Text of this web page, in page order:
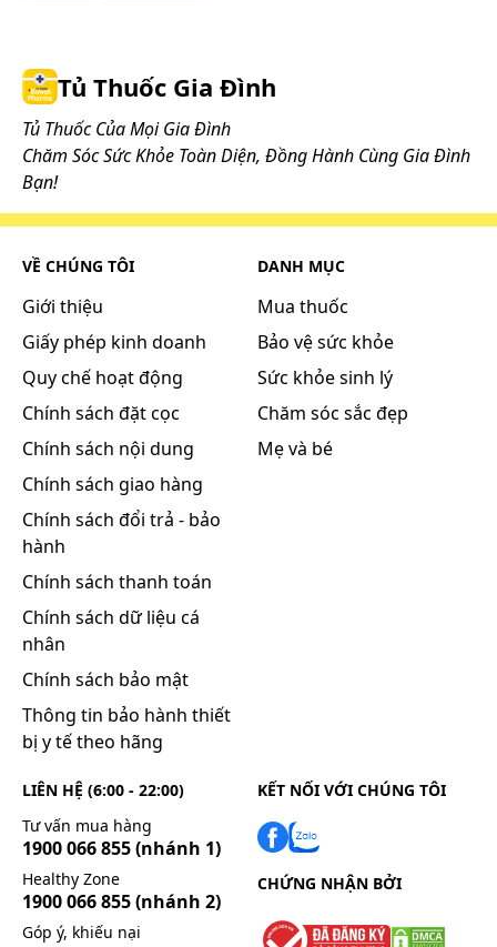
các tác dụng không mong muốn (ADR).
Thường gặp, ADR > 1/100
Chưa có báo cáo.
Ít gặp, 1/1000 < ADR < 1/100
Chưa có báo cáo.
Tại chỗ: Có thể gây ra ngứa mắt, đỏ mắt trong một
số trường hợp.
Hướng dẫn cách xử trí ADR
Hỏi ý kiến bác sỹ và các chuyên gia về mắt khi gặp
các tác dụng không mong muốn.
Những lưu ý khi sử dụng:
Trước khi sử dụng thuốc bạn cần đọc kỹ hướng
dẫn sử dụng và tham khảo thông tin bên dưới.
Chống chỉ định:
Thuốc EYEMIRU 40 EX chống chỉ định trong các
trường hợp sau:
Không dùng cho người dị ứng với bất cứ thành
phần nào của thuốc.
Thận trọng khi sử dụng
Hỏi ý kiến bác sỹ hoặc dược sỹ khi dùng trong
Được chẩn đoán mắc bệnh tăng nhãn áp.
Được điều trị y học hoặc sử dụng các loại thuốc
nhỏ mắt khác hoặc thuốc mỡ mắt.
Có thể gây dị ứng cho những người có tiền sử dị
ứng với bất kỳ loại thuốc nào.
Tủ Thuốc Gia Đình
Tủ Thuốc Của Mọi Gia Đình
Chăm Sóc Sức Khỏe Toàn Diện, Đồng Hành Cùng Gia Đình
Bạn!
VỀ CHÚNG TÔI
Giới thiệu
Giấy phép kinh doanh
Quy chế hoạt động
Chính sách đặt cọc
Chính sách nội dung
Chính sách giao hàng
Chính sách đổi trả - bảo
hành
Chính sách thanh toán
Chính sách dữ liệu cá
nhân
Chính sách bảo mật
Thông tin bảo hành thiết
bị y tế theo hãng
DANH MỤC
Mua thuốc
Bảo vệ sức khỏe
Sức khỏe sinh lý
Chăm sóc sắc đẹp
Mẹ và bé
LIÊN HỆ (6:00 - 22:00)
Tư vấn mua hàng
1900 066 855(nhánh 1)
Healthy Zone
1900 066 855(nhánh 2)
Góp ý, khiếu nại
KẾT NỐI VỚI CHÚNG TÔI
CHỨNG NHẬN BỞI